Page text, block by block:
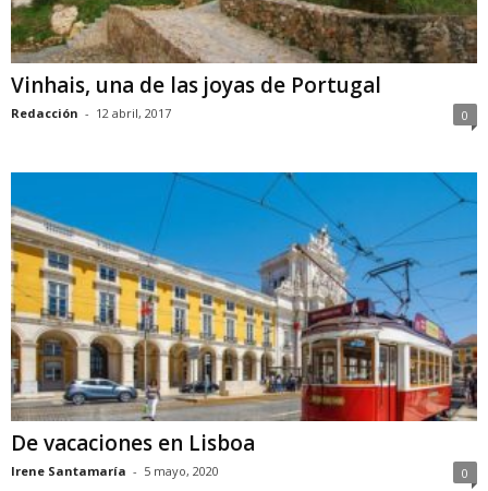
Vinhais, una de las joyas de Portugal
Redacción - 12 abril, 2017 0
De vacaciones en Lisboa
Irene Santamaría - 5 mayo, 2020 0